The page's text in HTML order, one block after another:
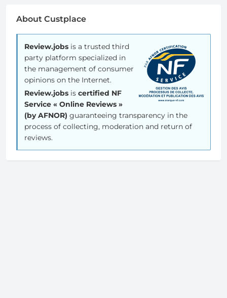
About Custplace
Review.jobs is a trusted third
party platform specialized in
the management of consumer
opinions on the Internet.
Review.jobs is certified NF
Service « Online Reviews »
(by AFNOR) guaranteeing transparency in the
process of collecting, moderation and return of
reviews.